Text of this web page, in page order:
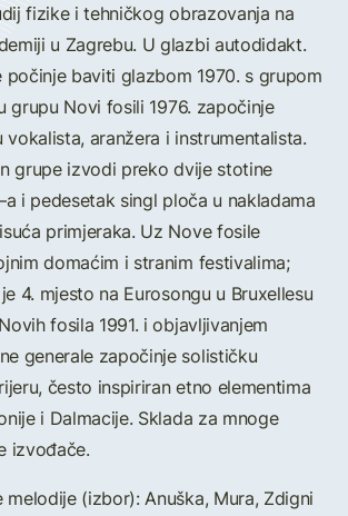
fizike i tehničkog obrazovanja na
u Zagrebu. U glazbi autodidakt.
počinje baviti glazbom 1970. s grupom
grupu Novi fosili 1976. započinje
vokalista, aranžera i instrumentalista.
grupe izvodi preko dvije stotine
i pedesetak singl ploča u nakladama
primjeraka. Uz Nove fosile
domaćim i stranim festivalima;
4. mjesto na Eurosongu u Bruxellesu
fosila 1991. i objavljivanjem
generale započinje solističku
često inspiriran etno elementima
i Dalmacije. Sklada za mnoge
izvođače.
melodije (izbor): Anuška, Mura, Zdigni